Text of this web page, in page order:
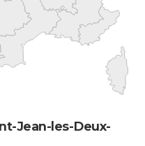
Jean-les-Deux-